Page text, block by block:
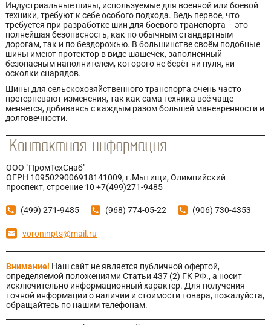
Индустриальные шины, используемые для военной или боевой
техники, требуют к себе особого подхода. Ведь первое, что
требуется при разработке шин для боевого транспорта – это
полнейшая безопасность, как по обычным стандартным
дорогам, так и по бездорожью. В большинстве своём подобные
шины имеют протектор в виде шашечек, заполненный
безопасным наполнителем, которого не берёт ни пуля, ни
осколки снарядов.
Шины для сельскохозяйственного транспорта очень часто
претерпевают изменения, так как сама техника всё чаще
меняется, добиваясь с каждым разом большей маневренности и
долговечности.
ООО "ПромТехСнаб"
ОГРН 1095029006918141009, г.Мытищи, Олимпийский
проспект, строение 10 +7(499)271-9485
(499) 271-9485 (968) 774-05-22 (906) 730-4353
voroninpts@mail.ru
Внимание! Наш сайт не является публичной офертой,
определяемой положениями Статьи 437 (2) ГК РФ., а носит
исключительно информационный характер. Для получения
точной информации о наличии и стоимости товара, пожалуйста,
обращайтесь по нашим телефонам.